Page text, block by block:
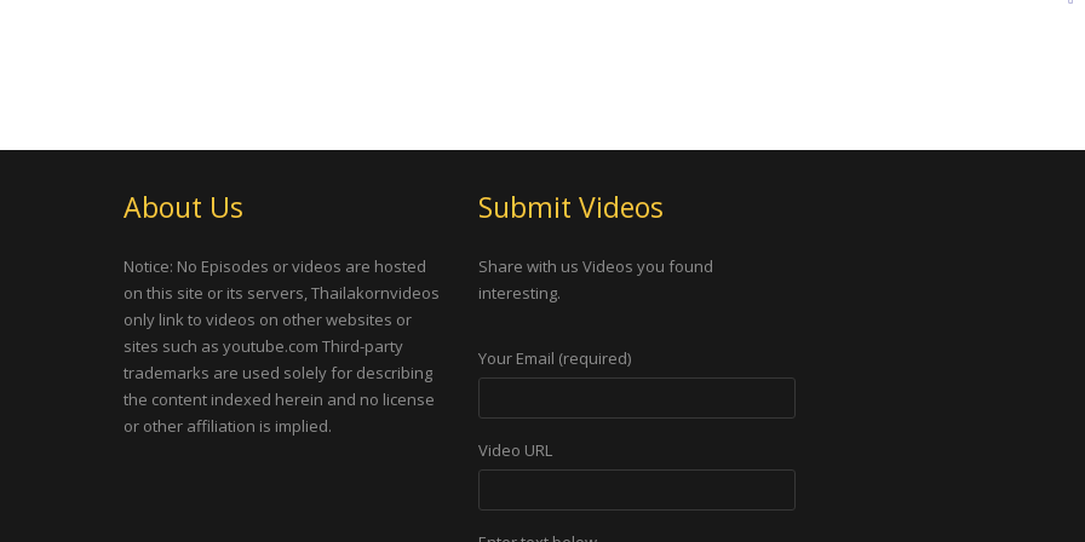
About Us
Notice: No Episodes or videos are hosted
on this site or its servers, Thailakornvideos
only link to videos on other websites or
sites such as youtube.com Third-party
trademarks are used solely for describing
the content indexed herein and no license
or other affiliation is implied.
Submit Videos
Share with us Videos you found
interesting.
Your Email (required)
Video URL